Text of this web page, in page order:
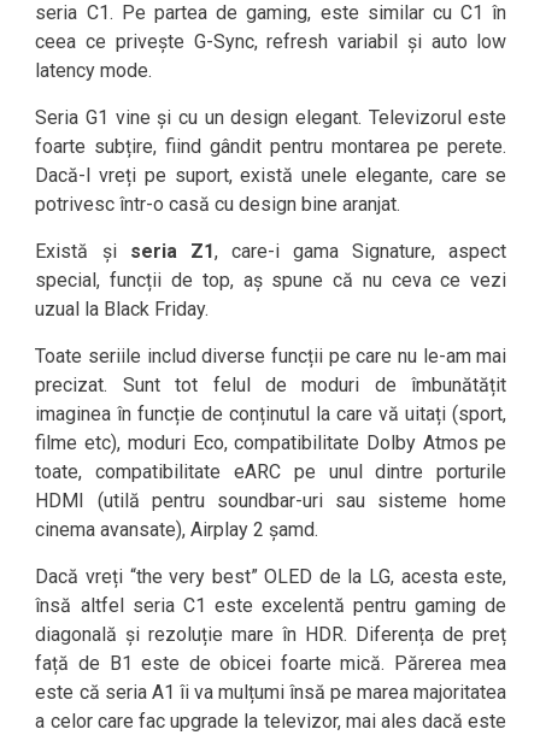
seria C1. Pe partea de gaming, este similar cu C1 în
ceea ce privește G-Sync, refresh variabil și auto low
latency mode.
Seria G1 vine și cu un design elegant. Televizorul este
foarte subțire, fiind gândit pentru montarea pe perete.
Dacă-l vreți pe suport, există unele elegante, care se
potrivesc într-o casă cu design bine aranjat.
Există și seria Z1, care-i gama Signature, aspect
special, funcții de top, aș spune că nu ceva ce vezi
uzual la Black Friday.
Toate seriile includ diverse funcții pe care nu le-am mai
precizat. Sunt tot felul de moduri de îmbunătățit
imaginea în funcție de conținutul la care vă uitați (sport,
filme etc), moduri Eco, compatibilitate Dolby Atmos pe
toate, compatibilitate eARC pe unul dintre porturile
HDMI (utilă pentru soundbar-uri sau sisteme home
cinema avansate), Airplay 2 șamd.
Dacă vreți “the very best” OLED de la LG, acesta este,
însă altfel seria C1 este excelentă pentru gaming de
diagonală și rezoluție mare în HDR. Diferența de preț
față de B1 este de obicei foarte mică. Părerea mea
este că seria A1 îi va mulțumi însă pe marea majoritatea
a celor care fac upgrade la televizor, mai ales dacă este